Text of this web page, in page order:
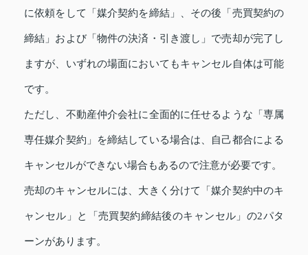
に依頼をして「媒介契約を締結」、その後「売買契約の
締結」および「物件の決済・引き渡し」で売却が完了し
ますが、いずれの場面においてもキャンセル自体は可能
です。
ただし、不動産仲介会社に全面的に任せるような「専属
専任媒介契約」を締結している場合は、自己都合による
キャンセルができない場合もあるので注意が必要です。
売却のキャンセルには、大きく分けて「媒介契約中のキ
ャンセル」と「売買契約締結後のキャンセル」の2パタ
ーンがあります。